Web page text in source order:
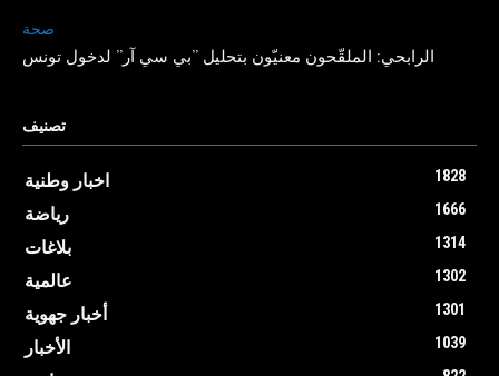
صحة
الرابحي: الملقّحون معنيّون بتحليل ”بي سي آر” لدخول تونس
تصنيف
اخبار وطنية 1828
رياضة 1666
بلاغات 1314
عالمية 1302
أخبار جهوية 1301
الأخبار 1039
VERSION